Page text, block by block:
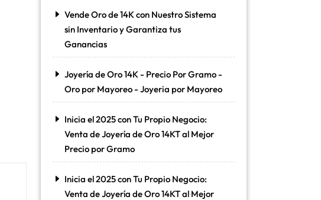
Vende Oro de 14K con Nuestro Sistema
sin Inventario y Garantiza tus
Ganancias
Joyería de Oro 14K - Precio Por Gramo -
Oro por Mayoreo - Joyeria por Mayoreo
Inicia el 2025 con Tu Propio Negocio:
Venta de Joyería de Oro 14KT al Mejor
Precio por Gramo
Inicia el 2025 con Tu Propio Negocio:
Venta de Joyería de Oro 14KT al Mejor